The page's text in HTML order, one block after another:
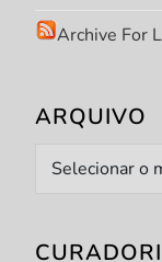
Archive For
ARQUIVO
Arquivo